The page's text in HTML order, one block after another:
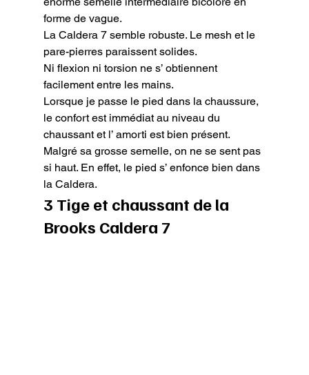
forme de vague.
La Caldera 7 semble robuste. Le mesh et le
pare-pierres paraissent solides.
Ni flexion ni torsion ne s’ obtiennent
facilement entre les mains.
Lorsque je passe le pied dans la chaussure,
le confort est immédiat au niveau du
chaussant et l’ amorti est bien présent.
Malgré sa grosse semelle, on ne se sent pas
si haut. En effet, le pied s’ enfonce bien dans
la Caldera.
3 Tige et chaussant de la
Brooks Caldera 7